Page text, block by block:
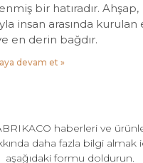
bir hatıradır. Ahşap,
insan arasında kurulan
en derin bağdır.
devam et »
haberleri ve
daha fazla bilgi almak
aşağıdaki formu doldurun.